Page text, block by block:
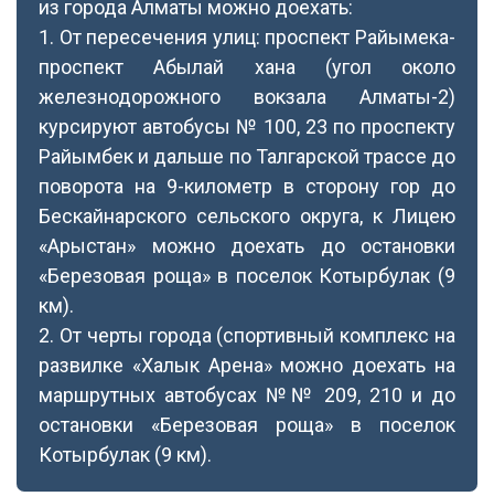
из города Алматы можно доехать:
1. От пересечения улиц: проспект Райымека-
проспект Абылай хана (угол около
железнодорожного вокзала Алматы-2)
курсируют автобусы № 100, 23 по проспекту
Райымбек и дальше по Талгарской трассе до
поворота на 9-километр в сторону гор до
Бескайнарского сельского округа, к Лицею
«Арыстан» можно доехать до остановки
«Березовая роща» в поселок Котырбулак (9
км).
2. От черты города (спортивный комплекс на
развилке «Халык Арена» можно доехать на
маршрутных автобусах №№ 209, 210 и до
остановки «Березовая роща» в поселок
Котырбулак (9 км).